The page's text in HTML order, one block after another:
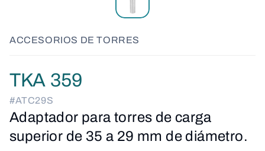
ACCESORIOS DE TORRES
TKA 359
#ATC29S
Adaptador para torres de carga
superior de 35 a 29 mm de diámetro.